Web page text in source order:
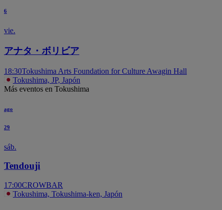
6
vie.
アナタ・ボリビア
18:30Tokushima Arts Foundation for Culture Awagin Hall
Tokushima, JP, Japón
Más eventos en Tokushima
ago
29
sáb.
Tendouji
17:00CROWBAR
Tokushima, Tokushima-ken, Japón